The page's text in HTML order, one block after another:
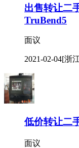
出售转让二
TruBend5
面议
2021-02-04[浙
低价转让二
面议